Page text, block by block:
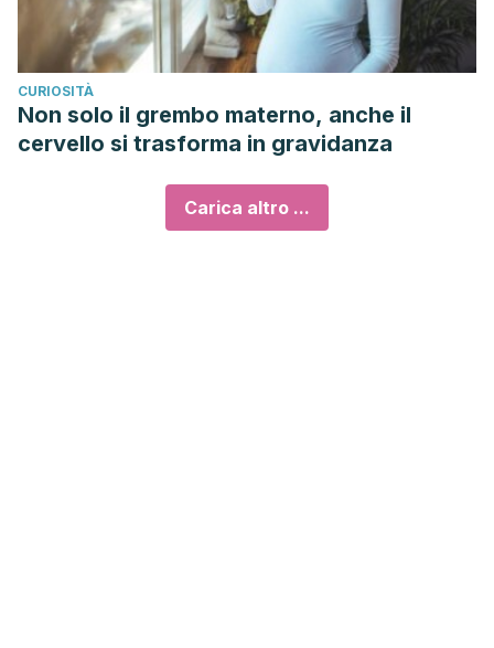
CURIOSITÀ
Non solo il grembo materno, anche il
cervello si trasforma in gravidanza
Carica altro ...